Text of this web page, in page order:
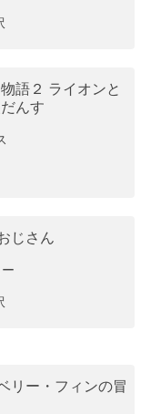
語２ ライオンと
んす
じさん
リー・フィンの冒